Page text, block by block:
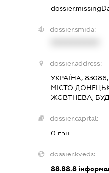
dossier.smida:
dossier.address:
УКРАЇНА,
МІСТО
ЖОВТНЕВА,
dossier.capital:
0 грн.
dossier.kveds:
88.88.8